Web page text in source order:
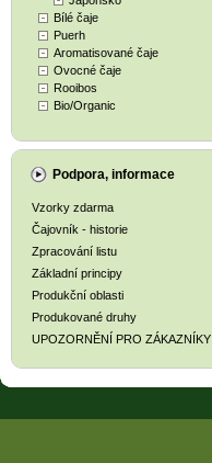
Bílé čaje
Puerh
Aromatisované čaje
Ovocné čaje
Rooibos
Bio/Organic
Podpora, informace
Vzorky zdarma
Čajovník - historie
Zpracování listu
Základní principy
Produkční oblasti
Produkované druhy
UPOZORNĚNÍ PRO ZÁKAZNÍKY